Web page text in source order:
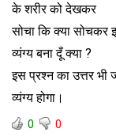
के शरीर को देखकर
सोचा कि क्या सोचकर
व्यंग्य बना दूँ क्या ?
इस प्रश्न का उत्तर भी
व्यंग्य होगा।
0 0